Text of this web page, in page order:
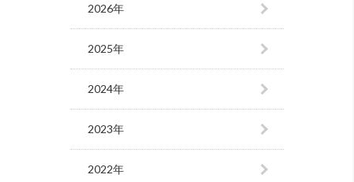
2026年
2025年
2024年
2023年
2022年